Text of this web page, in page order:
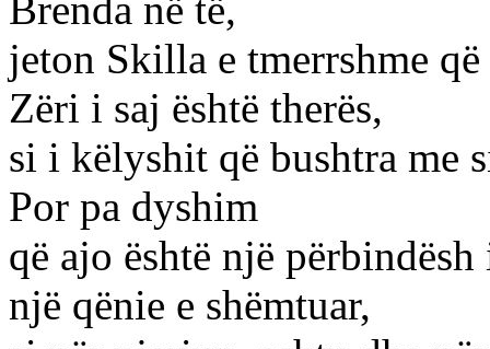
jeton Skilla e tmerrshme
Zëri i saj është therës,
si i këlyshit që bushtra me
Por pa dyshim
që ajo është një
një qënie e shëmtuar,